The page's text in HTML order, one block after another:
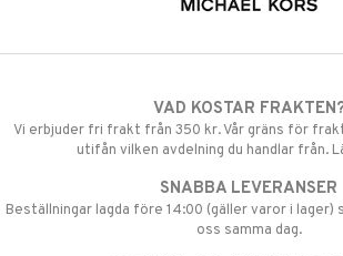
VAD KOSTAR
Vi erbjuder fri frakt från 350 kr. Vår gräns för
utifån vilken avdelning du handlar från.
SNABBA LEVERANSER
Beställningar lagda före 14:00 (gäller varor i
oss samma dag.